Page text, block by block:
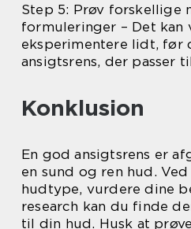
Step 5: Prøv forskellige
formuleringer – Det
eksperimentere lidt, før
ansigtsrens, der passer
Konklusion
En god ansigtsrens er
en sund og ren hud.
hudtype, vurdere dine
research kan du finde
til din hud. Husk at